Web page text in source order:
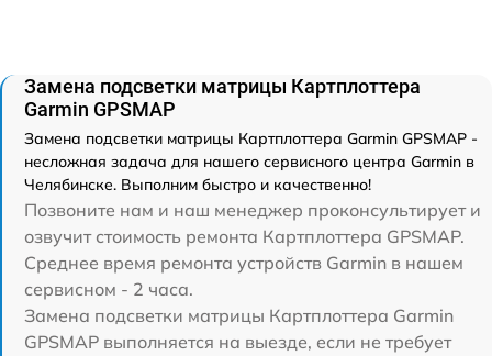
Замена подсветки матрицы Картплоттера
Garmin GPSMAP
Замена подсветки матрицы Картплоттера Garmin GPSMAP -
несложная задача для нашего сервисного центра Garmin в
Челябинске. Выполним быстро и качественно!
Позвоните нам и наш менеджер проконсультирует и
озвучит стоимость ремонта Картплоттера GPSMAP.
Среднее время ремонта устройств Garmin в нашем
сервисном - 2 часа.
Замена подсветки матрицы Картплоттера Garmin
GPSMAP выполняется на выезде, если не требует